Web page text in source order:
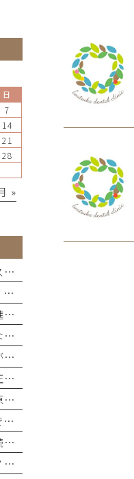
日
7
14
21
28
»
歯列矯正は何歳から始めるのがベスト？子どもと大人の違い・メリット・デメリットを歯科医が詳しく解説
子どもがすきっ歯になる原因とは？自然に治るケース・放置するリスク・治療方法まで詳しく解説
歯周病は感染症？知らないうちに進行する原因と予防法
歯面のステインとは何か？気づかないうちに進行する着色の正体
毎日歯を磨いているのに磨き残しが起こるのはなぜ？
「痛くなったら歯医者」は本当に正しい考え方なのか
歯ぎしりは歯周病を悪化させる？原因から予防策まで徹底解説
【気づかない習慣が歯をむしばんでいる？】虫歯ができやすい人に共通する「ながら食べ」の危険性とは
【歯周病は予防できる】歯医者と続ける口腔管理の重要性
【なぜ自分だけすぐ歯石がつくの？】歯石ができやすい人の共通点と今日から変えられる予防習慣